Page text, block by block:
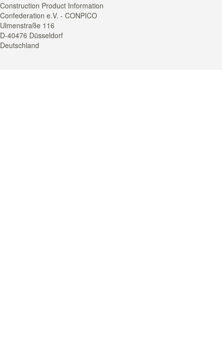
Construction Product Information
Confederation e.V. - CONPICO
Ulmenstraße 116
D-40476 Düsseldorf
Deutschland